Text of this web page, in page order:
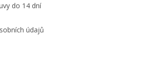
do 14 dní
údajů